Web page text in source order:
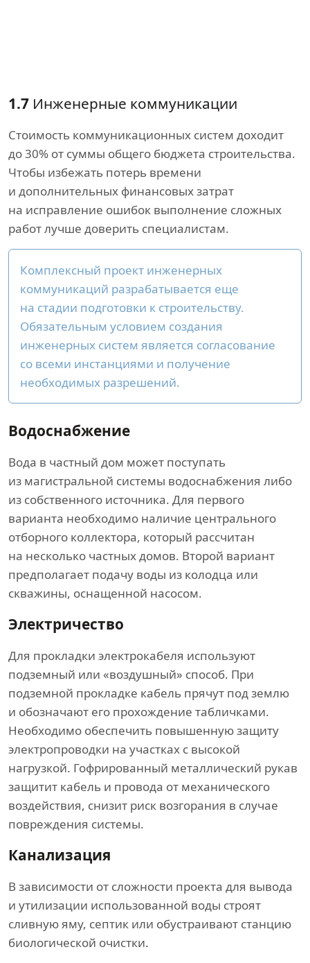
1.7 Инженерные коммуникации
Стоимость коммуникационных систем доходит
до 30% от суммы общего бюджета строительства.
Чтобы избежать потерь времени
и дополнительных финансовых затрат
на исправление ошибок выполнение сложных
работ лучше доверить специалистам.
Комплексный проект инженерных
коммуникаций разрабатывается еще
на стадии подготовки к строительству.
Обязательным условием создания
инженерных систем является согласование
со всеми инстанциями и получение
необходимых разрешений.
Водоснабжение
Вода в частный дом может поступать
из магистральной системы водоснабжения либо
из собственного источника. Для первого
варианта необходимо наличие центрального
отборного коллектора, который рассчитан
на несколько частных домов. Второй вариант
предполагает подачу воды из колодца или
скважины, оснащенной насосом.
Электричество
Для прокладки электрокабеля используют
подземный или «воздушный» способ. При
подземной прокладке кабель прячут под землю
и обозначают его прохождение табличками.
Необходимо обеспечить повышенную защиту
электропроводки на участках с высокой
нагрузкой. Гофрированный металлический рукав
защитит кабель и провода от механического
воздействия, снизит риск возгорания в случае
повреждения системы.
Канализация
В зависимости от сложности проекта для вывода
и утилизации использованной воды строят
сливную яму, септик или обустраивают станцию
биологической очистки.